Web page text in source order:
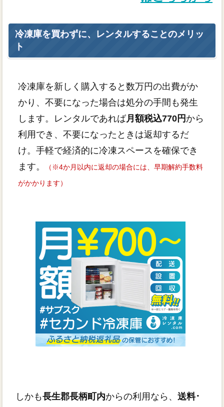
冷凍庫を買わずに、レンタルすることのメリッ
ト
冷凍庫を新しく購入すると数万円の出費がか
かり、不要になった場合は処分の手間も発生
します。レンタルであれば月額税込770円から
利用でき、不要になったときは返却するだ
け。手軽で経済的に冷凍スペースを確保でき
ます。
（※4か月以内に返却の場合には、早期解約手数料
がかかります）
しかも長生郡長柄町内からの利用なら、 送料･